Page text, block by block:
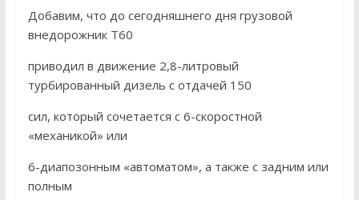
Добавим, что до сегодняшнего дня грузовой
внедорожник T60
приводил в движение 2,8-литровый
турбированный дизель с отдачей 150
сил, который сочетается с 6-скоростной
«механикой» или
6-диапозонным «автоматом», а также с задним или
полным